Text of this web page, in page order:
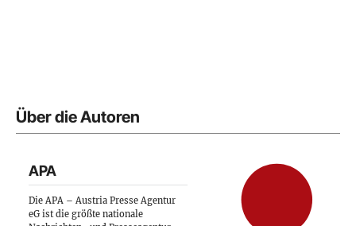
Über die Autoren
APA
Die APA – Austria Presse Agentur
eG ist die größte nationale